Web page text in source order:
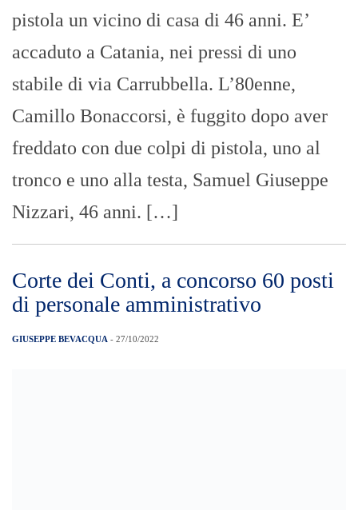
pistola un vicino di casa di 46 anni. E’
accaduto a Catania, nei pressi di uno
stabile di via Carrubbella. L’80enne,
Camillo Bonaccorsi, è fuggito dopo aver
freddato con due colpi di pistola, uno al
tronco e uno alla testa, Samuel Giuseppe
Nizzari, 46 anni. […]
Corte dei Conti, a concorso 60 posti
di personale amministrativo
GIUSEPPE BEVACQUA - 27/10/2022